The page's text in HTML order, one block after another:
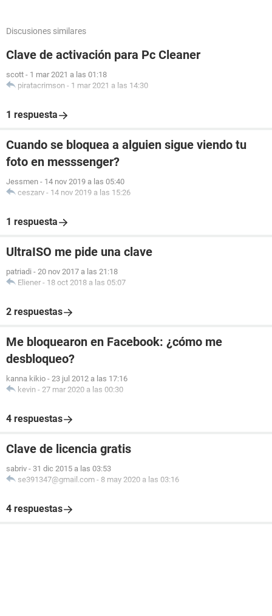
Discusiones similares
Clave de activación para Pc Cleaner
scott - 1 mar 2021 a las 01:18
piratacrimson - 1 mar 2021 a las 14:30
1 respuesta
Cuando se bloquea a alguien sigue viendo tu
foto en messsenger?
Jessmen - 14 nov 2019 a las 05:40
ceszarv - 14 nov 2019 a las 15:26
1 respuesta
UltraISO me pide una clave
patriadi - 20 nov 2017 a las 21:18
Eliener - 18 oct 2018 a las 05:07
2 respuestas
Me bloquearon en Facebook: ¿cómo me
desbloqueo?
kanna kikio - 23 jul 2012 a las 17:16
kevin - 27 mar 2020 a las 00:30
4 respuestas
Clave de licencia gratis
sabriv - 31 dic 2015 a las 03:53
se391347@gmail.com - 8 may 2020 a las 03:16
4 respuestas